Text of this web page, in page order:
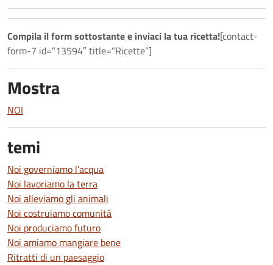
Compila il form sottostante e inviaci la tua ricetta![contact-
form-7 id=”13594″ title=”Ricette”]
Mostra
NOI
temi
Noi governiamo l’acqua
Noi lavoriamo la terra
Noi alleviamo gli animali
Noi costruiamo comunità
Noi produciamo futuro
Noi amiamo mangiare bene
Ritratti di un paesaggio